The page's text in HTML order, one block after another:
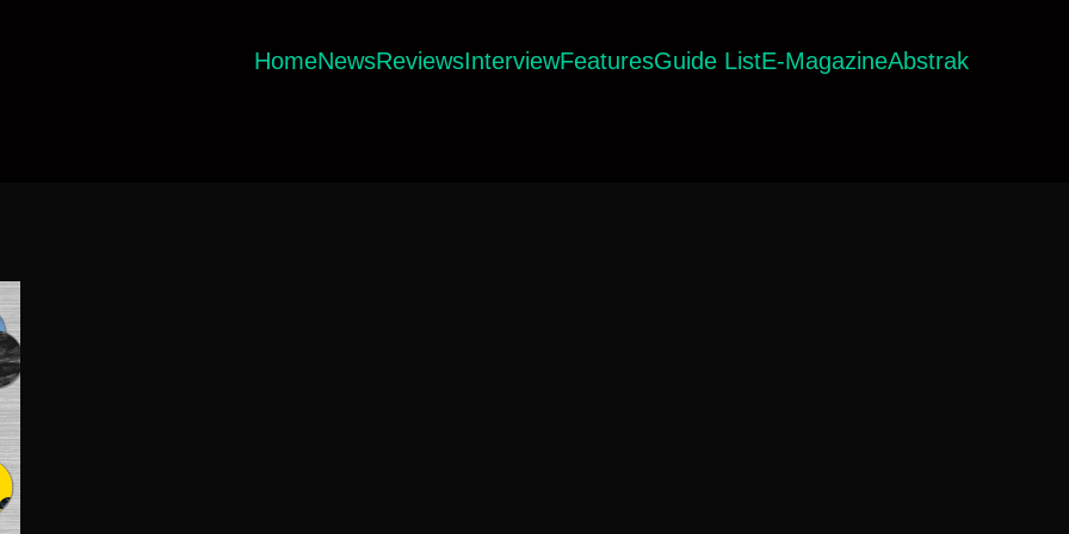
HomeNewsReviewsInterviewFeaturesGuide ListE-MagazineAbstrak